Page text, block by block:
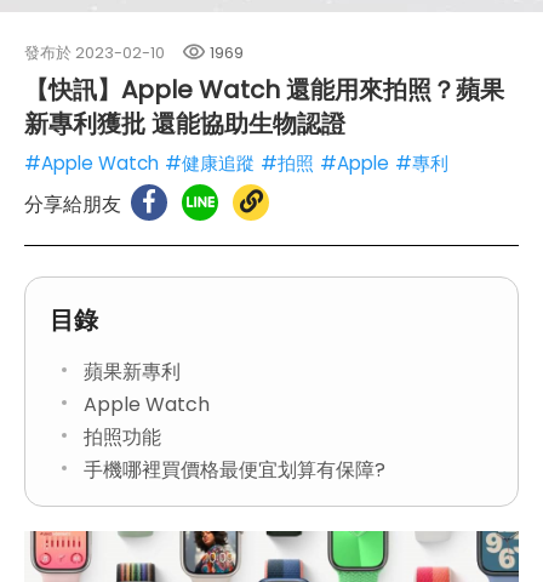
發布於 2023-02-10 1969
【快訊】Apple Watch 還能用來拍照？蘋果
新專利獲批 還能協助生物認證
#Apple Watch #健康追蹤 #拍照 #Apple #專利
分享給朋友
目錄
蘋果新專利
Apple Watch
拍照功能
手機哪裡買價格最便宜划算有保障?